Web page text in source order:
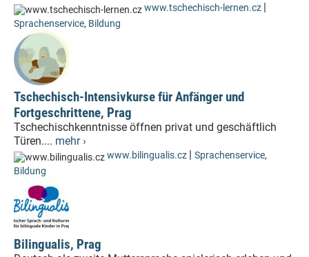
www.tschechisch-lernen.cz |
Sprachenservice, Bildung
Tschechisch-Intensivkurse für Anfänger und
Fortgeschrittene, Prag
Tschechischkenntnisse öffnen privat und geschäftlich
Türen.... mehr ›
www.bilingualis.cz | Sprachenservice,
Bildung
Bilingualis, Prag